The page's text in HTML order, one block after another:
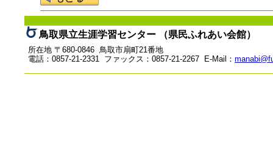
鳥取県立生涯学習センター （県民ふれあい会館）
所在地 〒680-0846 鳥取市扇町21番地
電話：0857-21-2331 ファックス：0857-21-2267 E-Mail：